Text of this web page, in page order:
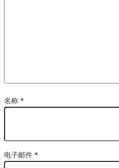
名称 *
电子邮件 *